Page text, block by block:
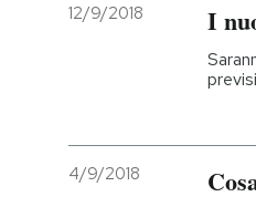
12/9/2018 I
4/9/2018